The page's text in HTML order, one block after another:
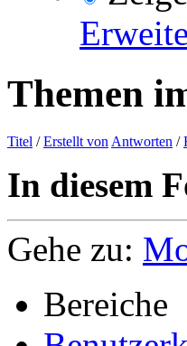
Themen
Titel /Erstellt von Antworten /
In diesem
Gehe zu:
Bereiche